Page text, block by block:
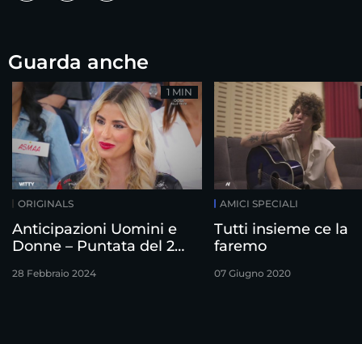
Guarda anche
ORIGINALS
Anticipazioni Uomini e
Donne – Puntata del 28
28 Febbraio 2024
1 MIN
AMICI SPECIALI
Tutti insieme ce la
faremo
07 Giugno 2020